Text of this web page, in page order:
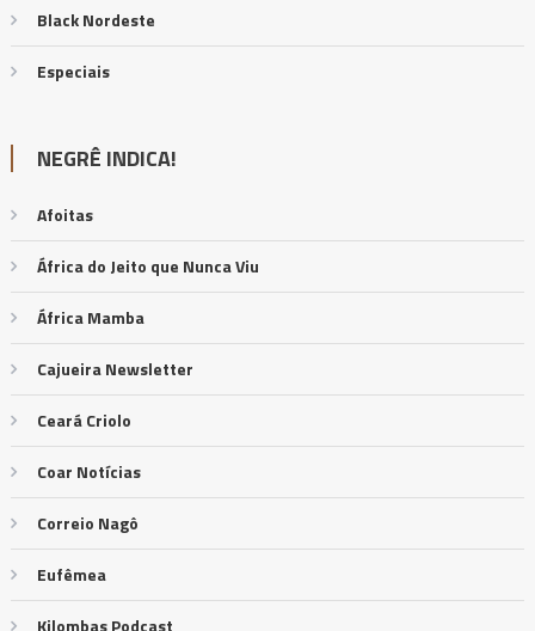
Black Nordeste
Especiais
NEGRÊ INDICA!
Afoitas
África do Jeito que Nunca Viu
África Mamba
Cajueira Newsletter
Ceará Criolo
Coar Notícias
Correio Nagô
Eufêmea
Kilombas Podcast